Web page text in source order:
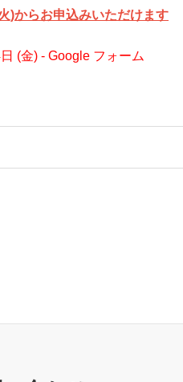
)からお申込みいただけます
(金) - Google フォーム